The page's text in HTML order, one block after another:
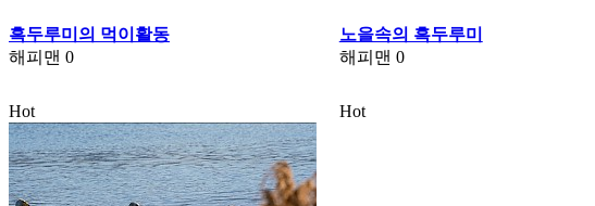
흑두루미의 먹이활동
해피맨 0
노을속의 흑두루미
해피맨 0
Hot Hot